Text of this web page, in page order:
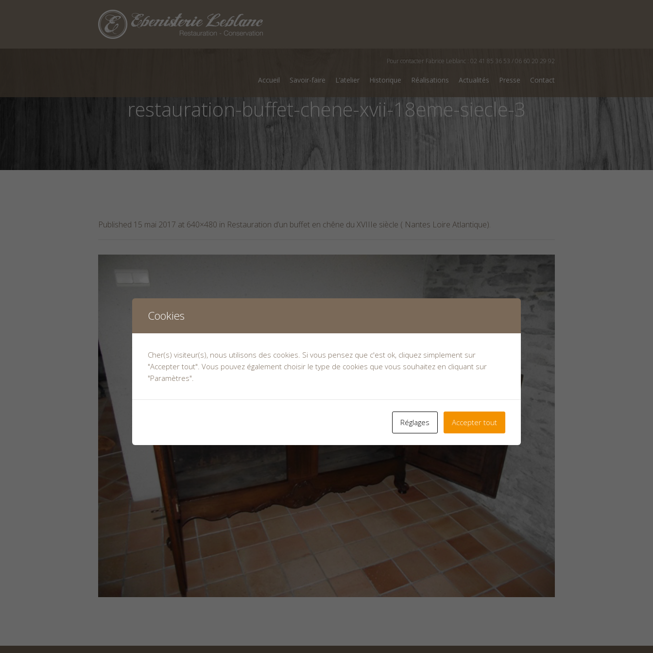
Pour contacter Fabrice Leblanc : 02 41 85 36 53 / 06 60 20 29 92
Accueil Savoir-faire L’atelier Historique Réalisations Actualités Presse Contact
restauration-buffet-chene-xvii-18eme-siecle-3
Published 15 mai 2017 at 640×480 in Restauration d’un buffet en chêne du XVIIIe siècle ( Nantes Loire Atlantique).
Cookies
Cher(s) visiteur(s), nous utilisons des cookies. Si vous pensez que c'est ok, cliquez simplement sur
"Accepter tout". Vous pouvez également choisir le type de cookies que vous souhaitez en cliquant sur
"Paramètres".
Réglages Accepter tout